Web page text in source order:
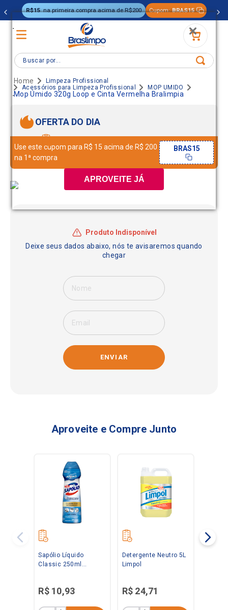
.
.
APROVEITE JÁ
R$15 na primeira compra acima de R$200 Cupom: BRAS15
Buscar por...
Limpeza Profissional
Acessórios para Limpeza Profissional
MOP UMIDO
Mop Úmido 320g Loop e Cinta Vermelha Bralimpia
OFERTA DO DIA
Use este cupom para R$ 15 acima de R$ 200
na 1ª compra
BRAS15
ENVIAR
Aproveite e Compre Junto
Sapólio Líquido
Classic 250ml
R$ 10,93
Detergente Neutro 5L
Limpol
R$ 24,71